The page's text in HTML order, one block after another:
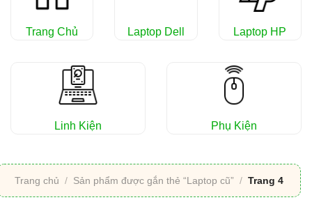
Trang Chủ Laptop Dell Laptop HP
Linh Kiện Phụ Kiện
Trang chủ / Sản phẩm được gắn thẻ “Laptop cũ” / Trang 4